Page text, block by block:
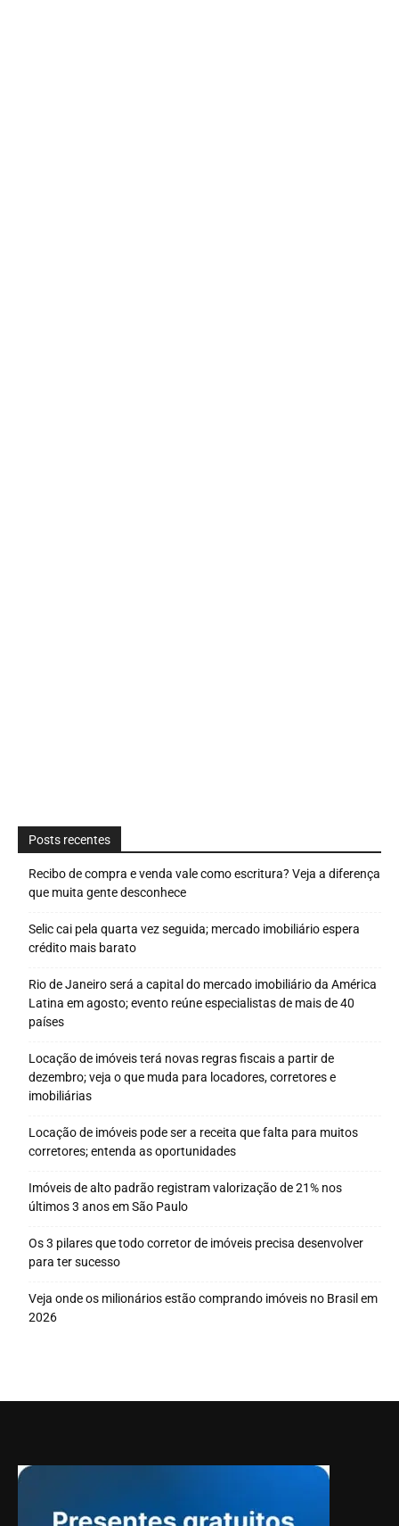
Posts recentes
Recibo de compra e venda vale como escritura? Veja a diferença
que muita gente desconhece
Selic cai pela quarta vez seguida; mercado imobiliário espera
crédito mais barato
Rio de Janeiro será a capital do mercado imobiliário da América
Latina em agosto; evento reúne especialistas de mais de 40
países
Locação de imóveis terá novas regras fiscais a partir de
dezembro; veja o que muda para locadores, corretores e
imobiliárias
Locação de imóveis pode ser a receita que falta para muitos
corretores; entenda as oportunidades
Imóveis de alto padrão registram valorização de 21% nos
últimos 3 anos em São Paulo
Os 3 pilares que todo corretor de imóveis precisa desenvolver
para ter sucesso
Veja onde os milionários estão comprando imóveis no Brasil em
2026